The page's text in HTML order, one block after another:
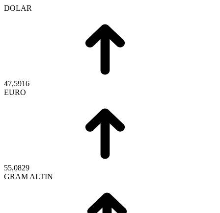
DOLAR
47,5916
EURO
55,0829
GRAM ALTIN